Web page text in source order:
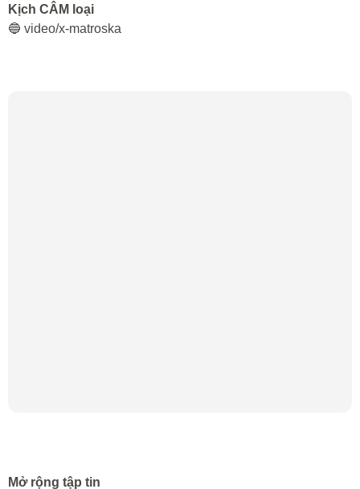
Kịch CÂM loại
🔵 video/x-matroska
Mở rộng tập tin